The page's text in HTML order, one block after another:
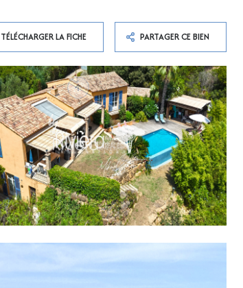
TÉLÉCHARGER LA FICHE PARTAGER CE BIEN